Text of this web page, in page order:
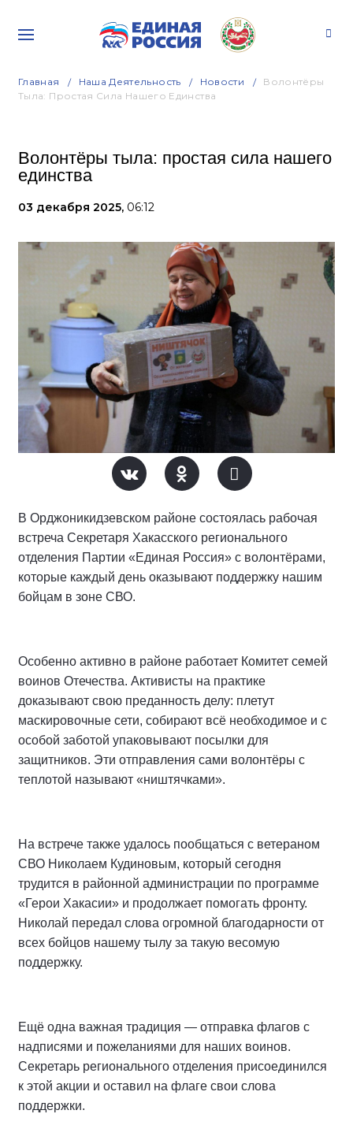
Главная Наша Деятельность Новости
Волонтёры
Тыла: Простая Сила Нашего Единства
Волонтёры тыла: простая сила нашего
единства
03 декабря 2025, 06:12
В Орджоникидзевском районе состоялась рабочая
встреча Секретаря Хакасского регионального
отделения Партии «Единая Россия» с волонтёрами,
которые каждый день оказывают поддержку нашим
бойцам в зоне СВО.
Особенно активно в районе работает Комитет семей
воинов Отечества. Активисты на практике
доказывают свою преданность делу: плетут
маскировочные сети, собирают всё необходимое и с
особой заботой упаковывают посылки для
защитников. Эти отправления сами волонтёры с
теплотой называют «ништячками».
На встрече также удалось пообщаться с ветераном
СВО Николаем Кудиновым, который сегодня
трудится в районной администрации по программе
«Герои Хакасии» и продолжает помогать фронту.
Николай передал слова огромной благодарности от
всех бойцов нашему тылу за такую весомую
поддержку.
Ещё одна важная традиция — отправка флагов с
надписями и пожеланиями для наших воинов.
Секретарь регионального отделения присоединился
к этой акции и оставил на флаге свои слова
поддержки.